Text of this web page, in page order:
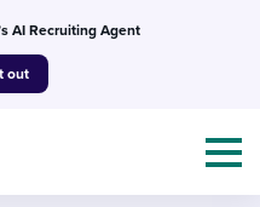
AI Recruiting Agent
out